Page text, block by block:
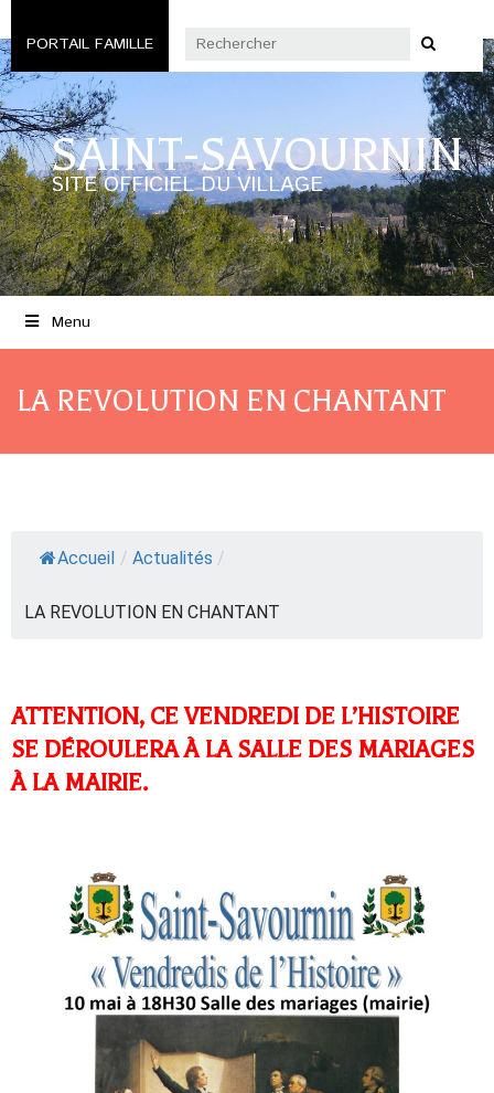
PORTAIL FAMILLE
SAINT-SAVOURNIN
SITE OFFICIEL DU VILLAGE
Menu
LA REVOLUTION EN CHANTANT
Accueil / Actualités /
LA REVOLUTION EN CHANTANT
ATTENTION, CE VENDREDI DE L’HISTOIRE
SE DÉROULERA À LA SALLE DES MARIAGES
À LA MAIRIE.